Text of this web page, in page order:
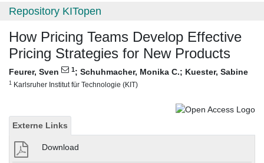
Repository KITopen
How Pricing Teams Develop Effective
Pricing Strategies for New Products
Feurer, Sven 1; Schuhmacher, Monika C.; Kuester, Sabine
1 Karlsruher Institut für Technologie (KIT)
Externe Links
Download